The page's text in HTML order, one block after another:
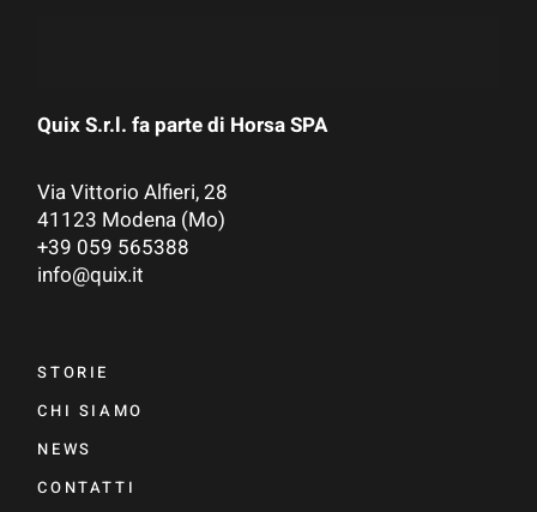
Quix S.r.l. fa parte di Horsa SPA
Via Vittorio Alfieri, 28
41123 Modena (Mo)
+39 059 565388
info@quix.it
STORIE
CHI SIAMO
NEWS
CONTATTI